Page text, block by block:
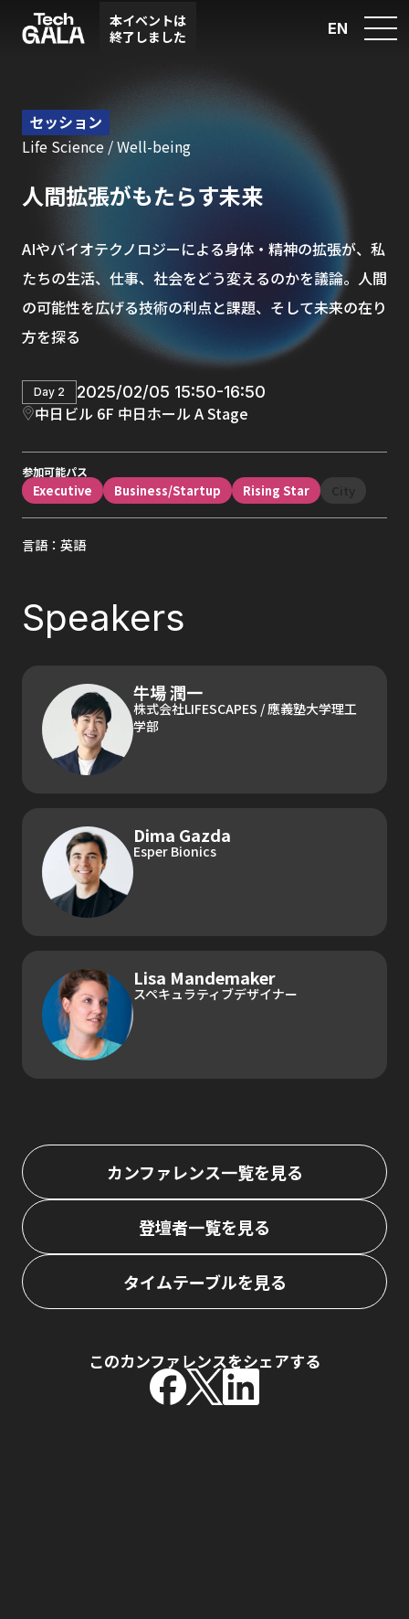
セッション
Life Science / Well-being
人間拡張がもたらす未来
AIやバイオテクノロジーによる身体・精神の拡張が、私
たちの生活、仕事、社会をどう変えるのかを議論。人間
の可能性を広げる技術の利点と課題、そして未来の在り
方を探る
Day 2 2025/02/05 15:50-16:50
中日ビル 6F 中日ホール A Stage
参加可能パス
Executive Business/Startup Rising Star City
言語：英語
Speakers
牛場 潤一
株式会社LIFESCAPES / 應義塾大学理工
学部
Dima Gazda
Esper Bionics
Lisa Mandemaker
スペキュラティブデザイナー
カンファレンス一覧を見る
登壇者一覧を見る
タイムテーブルを見る
このカンファレンスをシェアする
本イベントは
終了しました
EN